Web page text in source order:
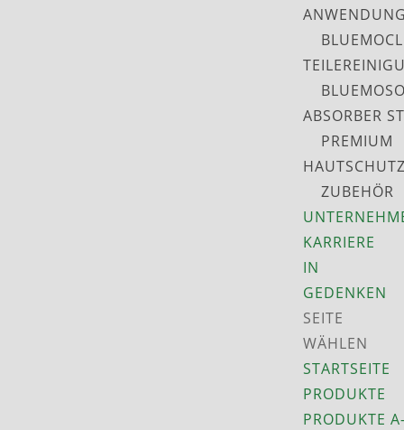
ABSORBER
PREMIUM
ZUBEHÖR
KARRIERE
IN
GEDENKEN
SEITE
WÄHLEN
STARTSEITE
PRODUKTE
PRODUKTE